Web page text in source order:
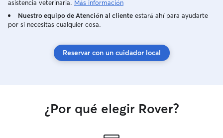
happy but secure. Tengo un gran jardín
cerrado (ver fotos). Soy el orgulloso
dueño de un perro pequeño, mediano y
con el horario de comida y paseos de
sus perros, creo que es muy importante
asistencia veterinaria. Más información
Nuestro equipo de Atención al cliente estará ahí para ayudarte
por si necesitas cualquier cosa.
Reservar con un cuidador local
¿Por qué elegir Rover?